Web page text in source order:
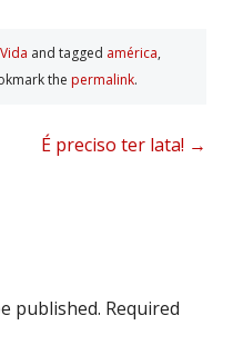
and tagged américa,
the permalink.
É preciso ter lata! →
published. Required